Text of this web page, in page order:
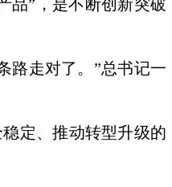
品”，是不断创新突破
路走对了。”总书记一
定、推动转型升级的